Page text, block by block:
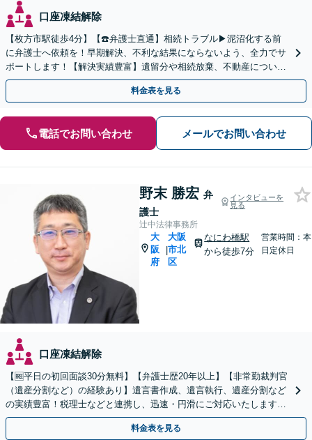
口座凍結解除
【枚方市駅徒歩4分】【☎️弁護士直通】相続トラブル▶︎泥沼化する前
に弁護士へ依頼を！早期解決、不利な結果にならないよう、全力でサ
ポートします！【解決実績豊富】遺留分や相続放棄、不動産について
もお気軽にご相談ください。【他士業との連携OK】
料金表を見る
電話でお問い合わせ メールでお問い合わせ
野末 勝宏 弁
護士
インタビューを
見る
辻中法律事務所
大
阪
府
|
大阪
市北
区
なにわ橋駅
から徒歩7分
営業時間：本
日定休日
口座凍結解除
【🆓平日の初回面談30分無料】【弁護士歴20年以上】【非常勤裁判官
（遺産分割など）の経験あり】遺言書作成、遺言執行、遺産分割など
の実績豊富！税理士などと連携し、迅速・円滑にご対応いたします
【女性弁護士と共同受任可】【御堂筋線淀屋橋駅7分】
料金表を見る